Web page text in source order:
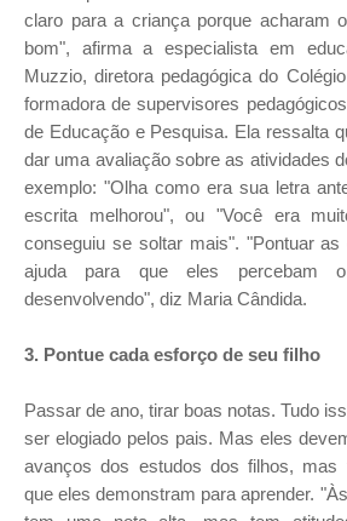
claro para a criança porque acharam
bom", afirma a especialista em
Muzzio, diretora pedagógica do
formadora de supervisores
de Educação e Pesquisa. Ela ressalta
dar uma avaliação sobre as atividades
exemplo: "Olha como era sua letra
escrita melhorou", ou "Você era
conseguiu se soltar mais". "Pontuar
ajuda para que eles percebam
desenvolvendo", diz Maria Cândida.
3. Pontue cada esforço de seu filho
Passar de ano, tirar boas notas. Tudo
ser elogiado pelos pais. Mas eles
avanços dos estudos dos filhos, mas
que eles demonstram para aprender.